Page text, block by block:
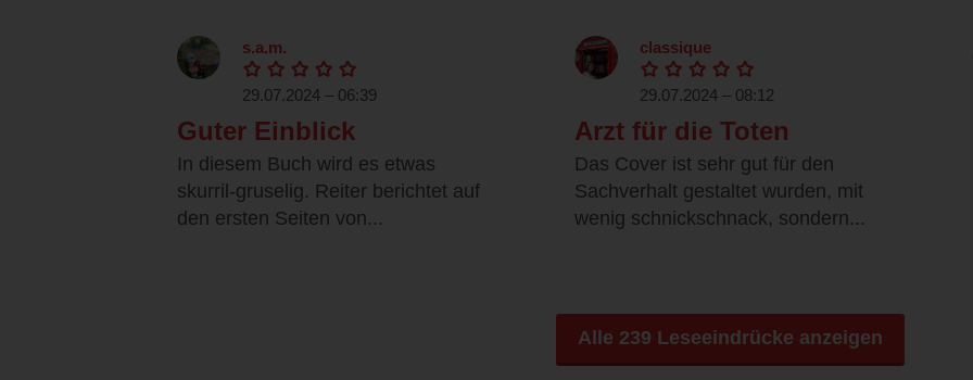
s.a.m.
29.07.2024 – 06:39
Guter Einblick
In diesem Buch wird es etwas
skurril-gruselig. Reiter berichtet auf
den ersten Seiten von...
classique
29.07.2024 – 08:12
Arzt für die Toten
Das Cover ist sehr gut für den
Sachverhalt gestaltet wurden, mit
wenig schnickschnack, sondern...
Alle 239 Leseeindrücke anzeigen